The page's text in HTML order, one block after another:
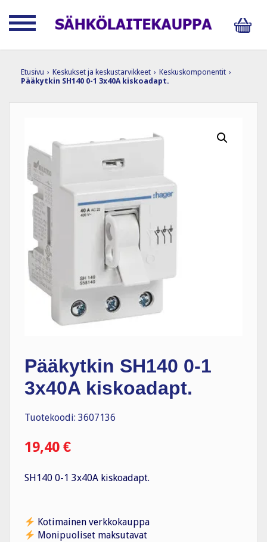
Etusivu › Keskukset ja keskustarvikkeet › Keskuskomponentit ›
Pääkytkin SH140 0-1 3x40A kiskoadapt.
Pääkytkin SH140 0-1
3x40A kiskoadapt.
Tuotekoodi: 3607136
19,40 €
SH140 0-1 3x40A kiskoadapt.
Kotimainen verkkokauppa
Monipuoliset maksutavat